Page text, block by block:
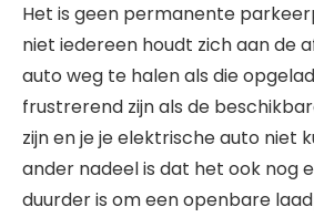
Het is geen permanente
niet iedereen houdt zich aan de
auto weg te halen als die
frustrerend zijn als de
zijn en je je elektrische auto niet
ander nadeel is dat het ook nog
duurder is om een openbare